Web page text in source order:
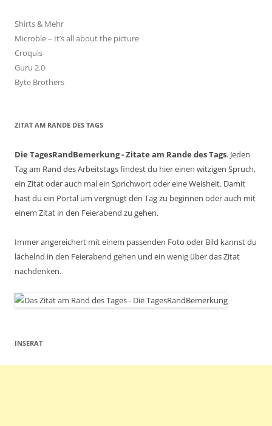
Shirts & Mehr
Microble – It’s all about the picture
Croquis
Guru 2.0
Byte Brothers
ZITAT AM RANDE DES TAGS
Die TagesRandBemerkung - Zitate am Rande des Tags. Jeden
Tag am Rand des Arbeitstags findest du hier einen witzigen Spruch,
ein Zitat oder auch mal ein Sprichwort oder eine Weisheit. Damit
hast du ein Portal um vergnügt den Tag zu beginnen oder auch mit
einem Zitat in den Feierabend zu gehen.
Immer angereichert mit einem passenden Foto oder Bild kannst du
lächelnd in den Feierabend gehen und ein wenig über das Zitat
nachdenken.
INSERAT